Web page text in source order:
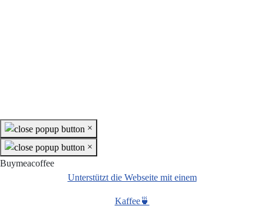
×
×
Buymeacoffee
Unterstützt die Webseite mit einem
Kaffee🍵